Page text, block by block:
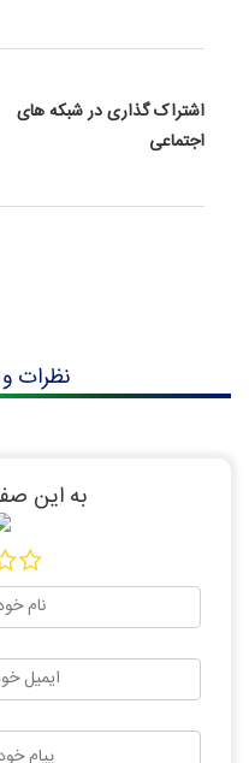
اشتراک گذاری در شبکه های
اجتماعی
نظرات و
به این